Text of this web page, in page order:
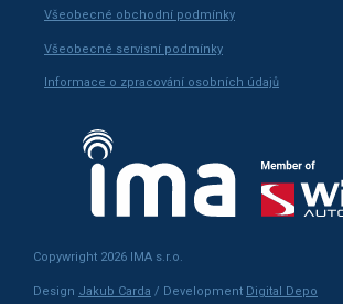
Copywright 2026 IMA s.r.o.
Design Jakub Carda / Development Digital Depo
Všeobecné obchodní podmínky
Všeobecné servisní podmínky
Informace o zpracování osobních údajů